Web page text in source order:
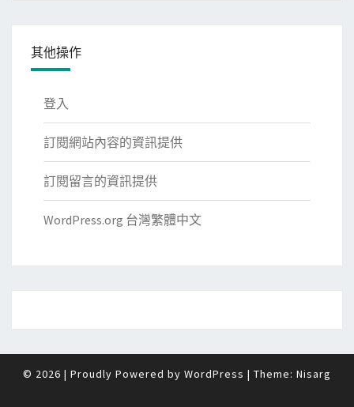
其他操作
登入
訂閱網站內容的資訊提供
訂閱留言的資訊提供
WordPress.org 台灣繁體中文
© 2026 | Proudly Powered by WordPress | Theme: Nisarg